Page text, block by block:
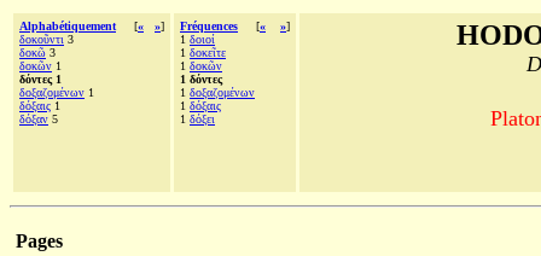
Alphabétiquement [« »]
δοκοῦντι 3
δοκῶ 3
δοκῶν 1
δόντες 1
δοξαζομένων 1
δόξαις 1
δόξαν 5
Fréquences [« »]
1 δοιοί
1 δοκεῖτε
1 δοκῶν
1 δόντες
1 δοξαζομένων
1 δόξαις
1 δόξει
Pages